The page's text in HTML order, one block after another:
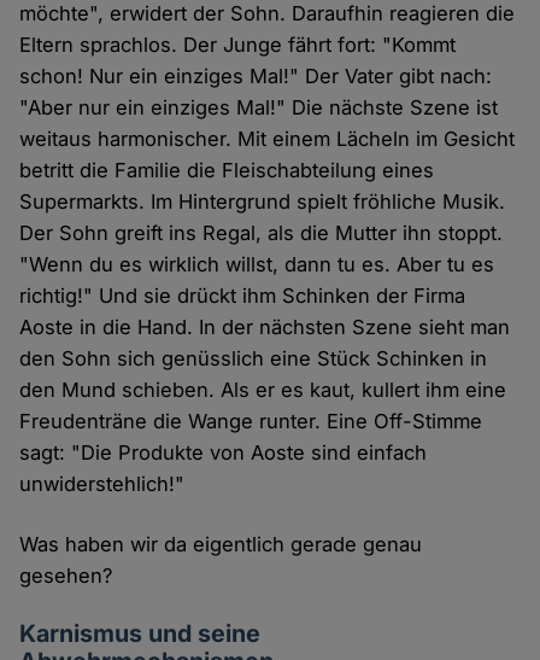
möchte", erwidert der Sohn. Daraufhin reagieren die
Eltern sprachlos. Der Junge fährt fort: "Kommt
schon! Nur ein einziges Mal!" Der Vater gibt nach:
"Aber nur ein einziges Mal!" Die nächste Szene ist
weitaus harmonischer. Mit einem Lächeln im Gesicht
betritt die Familie die Fleischabteilung eines
Supermarkts. Im Hintergrund spielt fröhliche Musik.
Der Sohn greift ins Regal, als die Mutter ihn stoppt.
"Wenn du es wirklich willst, dann tu es. Aber tu es
richtig!" Und sie drückt ihm Schinken der Firma
Aoste in die Hand. In der nächsten Szene sieht man
den Sohn sich genüsslich eine Stück Schinken in
den Mund schieben. Als er es kaut, kullert ihm eine
Freudenträne die Wange runter. Eine Off-Stimme
sagt: "Die Produkte von Aoste sind einfach
unwiderstehlich!"
Was haben wir da eigentlich gerade genau
gesehen?
Karnismus und seine